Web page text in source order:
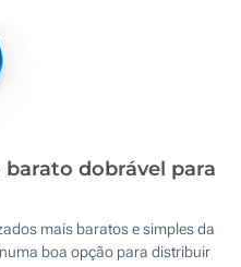
dobrável para
mais baratos e simples da
boa opção para distribuir